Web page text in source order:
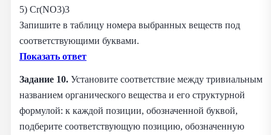
5) Cr(NO3)3
Запишите в таблицу номера выбранных веществ под
соответствующими буквами.
Показать ответ
Задание 10. Установите соответствие между тривиальным
названием органического вещества и его структурной
формулой: к каждой позиции, обозначенной буквой,
подберите соответствующую позицию, обозначенную